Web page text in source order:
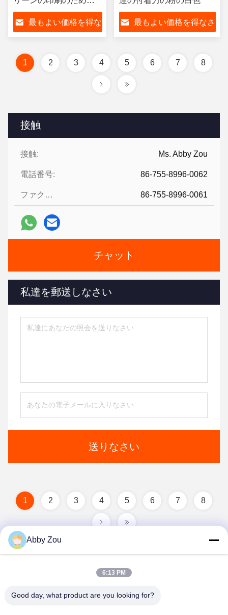
接触
接触: Ms. Abby Zou
電話番号: 86-755-8996-0062
ファクシミリ: 86-755-8996-0061
チャット
私達を郵送しなさい
送りなさい
熱い溶解の付着力の粉
最もよい価格を得な
最もよい価格を得なさ
1 2 3 4 5 6 7 8
1 2 3 4 5 6 7 8
Abby Zou
6:13 PM
Good day, what product are you looking for?